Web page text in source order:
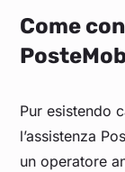
Come
Pur esistendo
l’assistenza
un operatore